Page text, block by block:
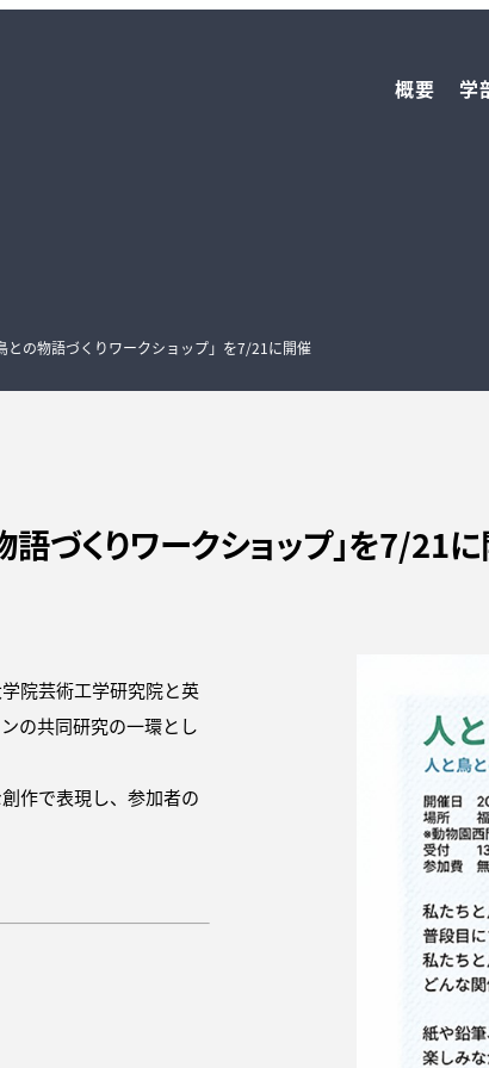
概要 学
との物語づくりワークショップ」を7/21に開催
語づくりワークショップ」を7/21
院芸術工学研究院と英
の共同研究の一環とし
作で表現し、参加者の